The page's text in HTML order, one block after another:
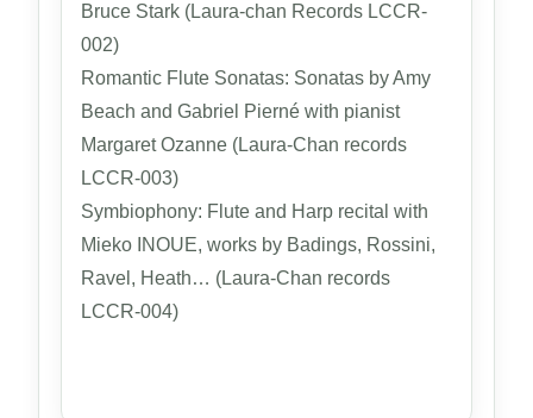
Bruce Stark (Laura-chan Records LCCR-
002)
Romantic Flute Sonatas: Sonatas by Amy
Beach and Gabriel Pierné with pianist
Margaret Ozanne (Laura-Chan records
LCCR-003)
Symbiophony: Flute and Harp recital with
Mieko INOUE, works by Badings, Rossini,
Ravel, Heath… (Laura-Chan records
LCCR-004)